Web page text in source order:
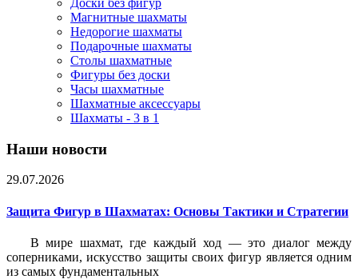
Доски без фигур
Магнитные шахматы
Недорогие шахматы
Подарочные шахматы
Столы шахматные
Фигуры без доски
Часы шахматные
Шахматные аксессуары
Шахматы - 3 в 1
Наши новости
29.07.2026
Защита Фигур в Шахматах: Основы Тактики и Стратегии
В мире шахмат, где каждый ход — это диалог между
соперниками, искусство защиты своих фигур является одним
из самых фундаментальных